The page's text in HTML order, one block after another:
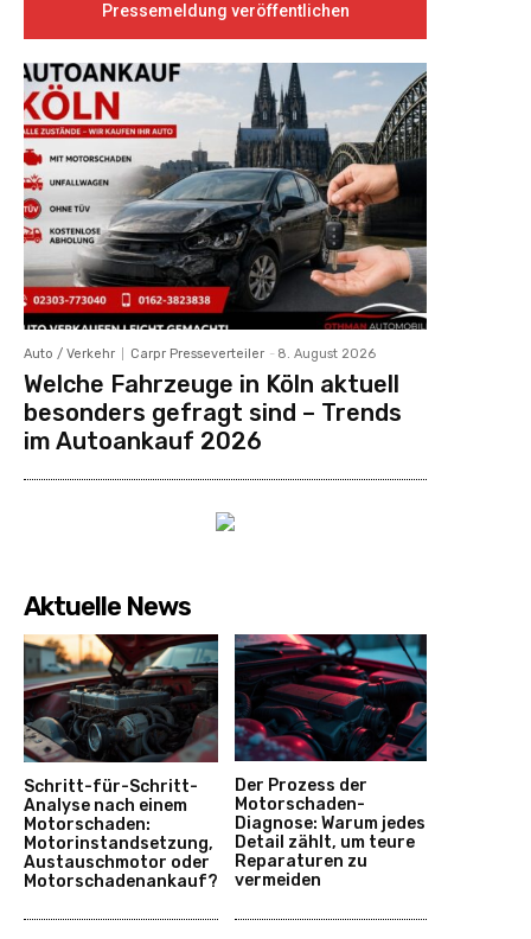
Pressemeldung veröffentlichen
Auto / Verkehr Carpr Presseverteiler - 8. August 2026
Welche Fahrzeuge in Köln aktuell
besonders gefragt sind – Trends
im Autoankauf 2026
Aktuelle News
Schritt-für-Schritt-
Analyse nach einem
Motorschaden:
Motorinstandsetzung,
Austauschmotor oder
Motorschadenankauf?
Der Prozess der
Motorschaden-
Diagnose: Warum jedes
Detail zählt, um teure
Reparaturen zu
vermeiden